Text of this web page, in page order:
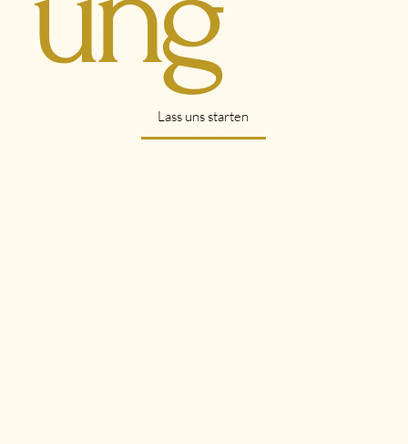
Lass uns starten